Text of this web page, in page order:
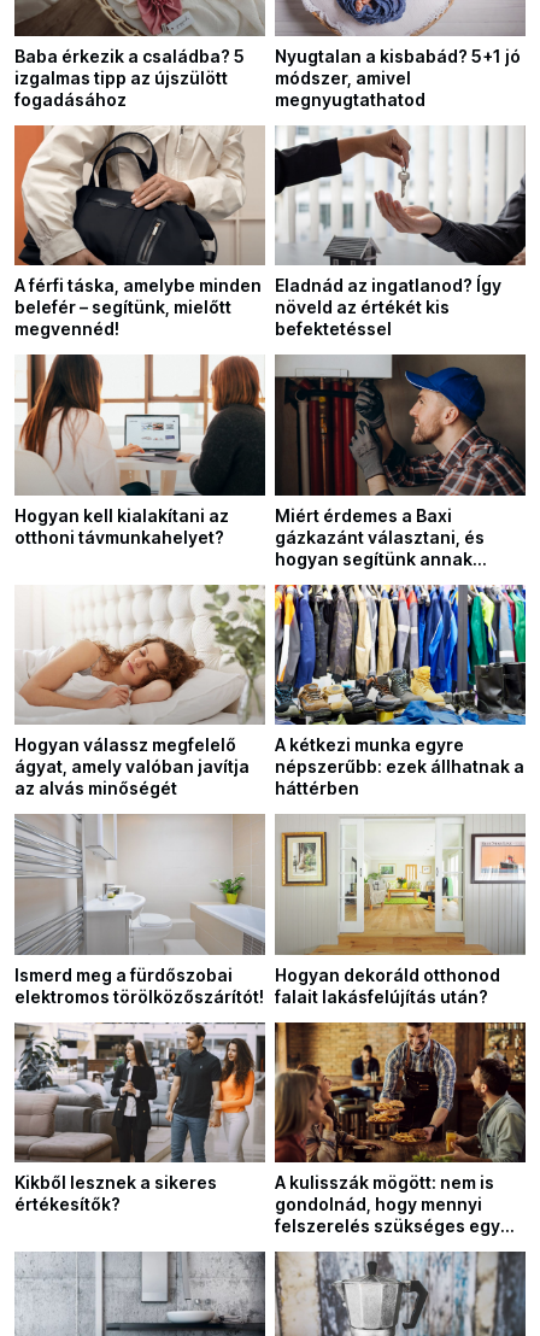
Baba érkezik a családba? 5
izgalmas tipp az újszülött
fogadásához
Nyugtalan a kisbabád? 5+1 jó
módszer, amivel
megnyugtathatod
A férfi táska, amelybe minden
belefér – segítünk, mielőtt
megvennéd!
Eladnád az ingatlanod? Így
növeld az értékét kis
befektetéssel
Hogyan kell kialakítani az
otthoni távmunkahelyet?
Miért érdemes a Baxi
gázkazánt választani, és
hogyan segítünk annak
javításában?
Hogyan válassz megfelelő
ágyat, amely valóban javítja
az alvás minőségét
A kétkezi munka egyre
népszerűbb: ezek állhatnak a
háttérben
Ismerd meg a fürdőszobai
elektromos törölközőszárítót!
Hogyan dekoráld otthonod
falait lakásfelújítás után?
Kikből lesznek a sikeres
értékesítők?
A kulisszák mögött: nem is
gondolnád, hogy mennyi
felszerelés szükséges egy
vendéglátó egység
működéséhez